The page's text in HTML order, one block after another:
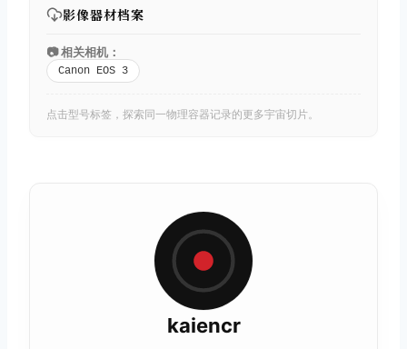
影像器材档案
📷 相关相机：
Canon EOS 3
点击型号标签，探索同一物理容器记录的更多宇宙切片。
kaiencr